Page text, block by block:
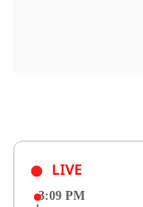
LIVE
3:09 PM